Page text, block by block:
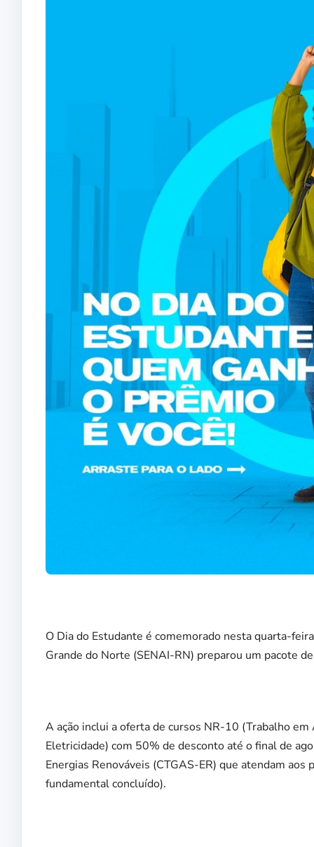
O Dia do Estudante é comemorado nesta quarta-
Grande do Norte (SENAI-RN) preparou um pacote
A ação inclui a oferta de cursos NR-10 (Trabalho
Eletricidade) com 50% de desconto até o final de
Energias Renováveis (CTGAS-ER) que atendam
fundamental concluído).